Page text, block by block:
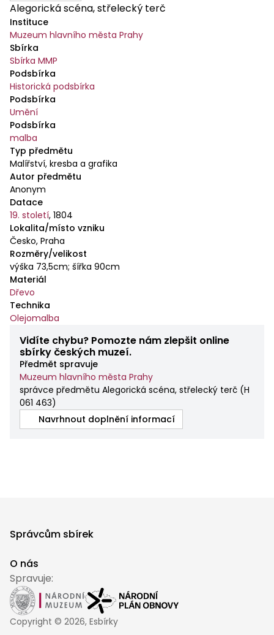
Alegorická scéna, střelecký terč
Instituce
Muzeum hlavního města Prahy
Sbírka
Sbírka MMP
Podsbírka
Historická podsbírka
Podsbírka
Umění
Podsbírka
malba
Typ předmětu
Malířství, kresba a grafika
Autor předmětu
Anonym
Datace
19. století, 1804
Lokalita/místo vzniku
Česko, Praha
Rozměry/velikost
výška 73,5cm; šířka 90cm
Materiál
Dřevo
Technika
Olejomalba
Vidíte chybu? Pomozte nám zlepšit online
sbírky českých muzeí.
Předmět spravuje
Muzeum hlavního města Prahy
správce předmětu Alegorická scéna, střelecký terč (H
061 463)
Navrhnout doplnění informací
Správcům sbírek
O nás
Spravuje:
Copyright © 2026, Esbírky